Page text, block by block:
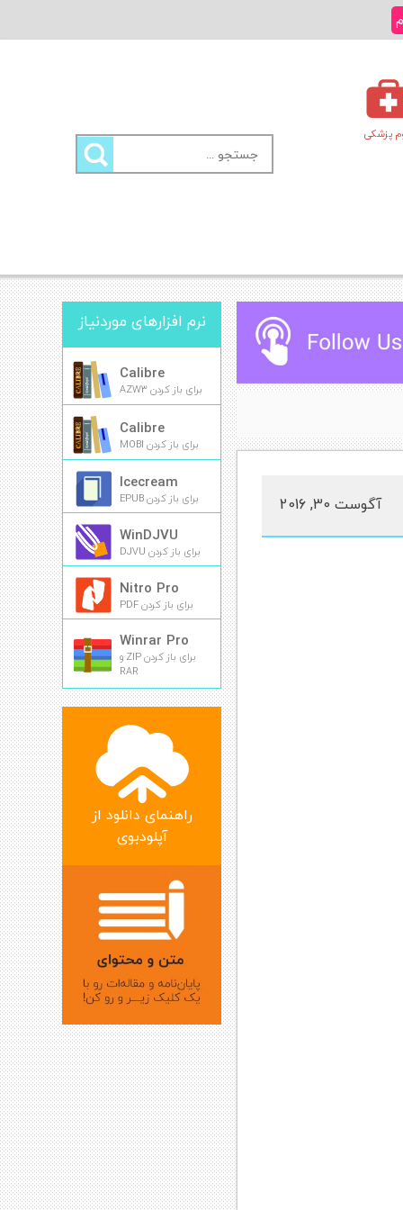
پزشکی
جستجو
برای:
آگوست 30, 2016
نرم افزارهای موردنیاز
Calibre
برای باز کردن AZW3
Calibre
برای باز کردن MOBI
Icecream
برای باز کردن EPUB
WinDJVU
برای باز کردن DJVU
Nitro Pro
برای باز کردن PDF
Winrar Pro
برای باز کردن ZIP و
RAR
راهنمای دانلود از
آپلودبوی